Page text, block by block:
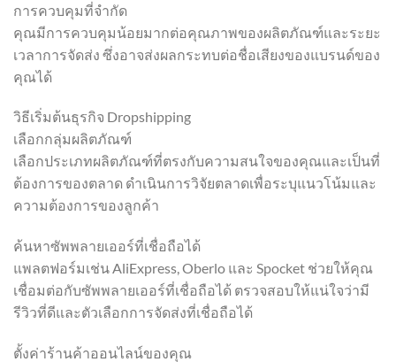
การควบคุมที่จำกัด
คุณมีการควบคุมน้อยมากต่อคุณภาพของผลิตภัณฑ์และระยะ
เวลาการจัดส่ง ซึ่งอาจส่งผลกระทบต่อชื่อเสียงของแบรนด์ของ
คุณได้
วิธีเริ่มต้นธุรกิจ Dropshipping
เลือกกลุ่มผลิตภัณฑ์
เลือกประเภทผลิตภัณฑ์ที่ตรงกับความสนใจของคุณและเป็นที่
ต้องการของตลาด ดำเนินการวิจัยตลาดเพื่อระบุแนวโน้มและ
ความต้องการของลูกค้า
ค้นหาซัพพลายเออร์ที่เชื่อถือได้
แพลตฟอร์มเช่น AliExpress, Oberlo และ Spocket ช่วยให้คุณ
เชื่อมต่อกับซัพพลายเออร์ที่เชื่อถือได้ ตรวจสอบให้แน่ใจว่ามี
รีวิวที่ดีและตัวเลือกการจัดส่งที่เชื่อถือได้
ตั้งค่าร้านค้าออนไลน์ของคุณ